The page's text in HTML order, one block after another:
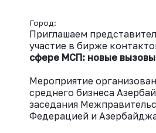
Город:
Приглашаем
участие в бирже
сфере МСП: новые
Мероприятие
среднего бизнеса
заседания
Федерацией и